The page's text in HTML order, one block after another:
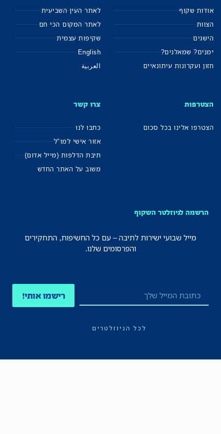
אודות שקוף
הצוות
הישגים
ימנים? שמאלנים?
חזון ועקרונות עיתונאיים
לאתר העין השביעית
לאתר המקום הכי חם
שקיפות עצמית
English
العربية
הצטרפות
הצטרפו אלינו בכל סכום
צרו קשר
כתבו לנו
אזור אישי למו"ל
תיבת הדלפות (מייל אדום)
משוב על האתר החדש
הרשמה לניוזלטר השקוף
מייל שבועי ישירות לתיבה – עם כל החשיפות, התחקירים
והפרסומים שלנו.
רישמו אותי!
לכל הניוזלטרים